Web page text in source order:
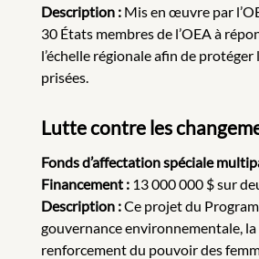
Description : Mis en œuvre par
30 États membres de l’OEA à
l’échelle régionale afin de
prisées.
Lutte contre les
Fonds d’affectation spéciale
Financement : 13 000 000 $ sur
Description :Ce projet du
gouvernance environnementale,
renforcement du pouvoir des